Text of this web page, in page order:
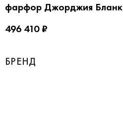
фарфор Джорджия Бланк
496 410 ₽
БРЕНД